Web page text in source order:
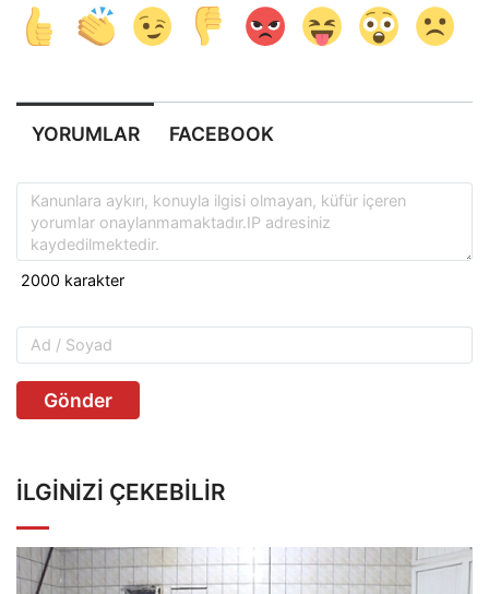
YORUMLAR FACEBOOK
Gönder
İLGINIZI ÇEKEBILIR